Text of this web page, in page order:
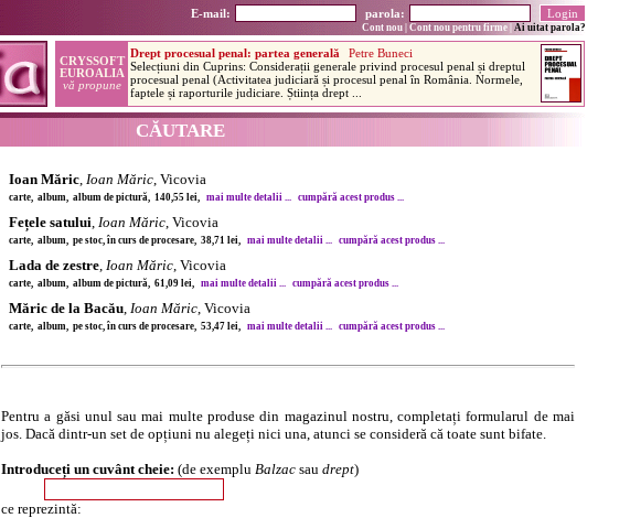
E-mail: parola:
Cont nou Cont nou pentru firme Ai uitat parola?
CĂUTARE
Ioan Măric, Ioan Măric, Vicovia
carte, album, album de pictură, 140,55 lei, mai multe detalii ... cumpără acest produs ...
Fețele satului, Ioan Măric, Vicovia
carte, album, pe stoc, în curs de procesare, 38,71 lei, mai multe detalii ... cumpără acest produs ...
Lada de zestre, Ioan Măric, Vicovia
carte, album, album de pictură, 61,09 lei, mai multe detalii ... cumpără acest produs ...
Măric de la Bacău, Ioan Măric, Vicovia
carte, album, pe stoc, în curs de procesare, 53,47 lei, mai multe detalii ... cumpără acest produs ...
Pentru a găsi unul sau mai multe produse din magazinul nostru, completați formularul de mai
jos. Dacă dintr-un set de opțiuni nu alegeți nici una, atunci se consideră că toate sunt bifate.
Introduceți un cuvânt cheie: (de exemplu Balzac sau drept)
ce reprezintă: